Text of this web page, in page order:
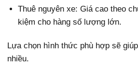
Thuê nguyên xe: Giá cao theo
kiệm cho hàng số lượng lớn.
Lựa chọn hình thức phù hợp sẽ
nhiều.